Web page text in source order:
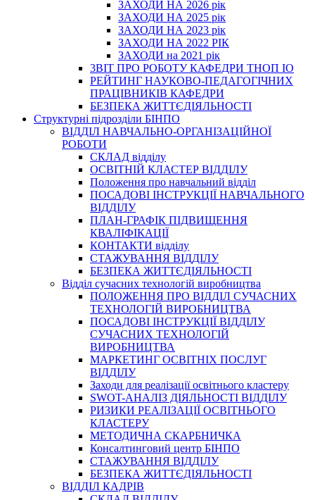
ЗАХОДИ НА 2026 рік
ЗАХОДИ НА 2025 рік
ЗАХОДИ НА 2023 рік
ЗАХОДИ НА 2022 РІК
ЗАХОДИ на 2021 рік
3BIT ПРО РОБОТУ КАФЕДРИ ТНОП ІО
РЕЙТИНГ НАУКОВО-ПЕДАГОГІЧНИХ
ПРАЦІВНИКІВ КАФЕДРИ
БЕЗПЕКА ЖИТТЄДІЯЛЬНОСТІ
Структурні підрозділи БІНПО
ВІДДІЛ НАВЧАЛЬНО-ОРГАНІЗАЦІЙНОЇ
РОБОТИ
СКЛАД відділу
ОСВІТНІЙ КЛАСТЕР ВІДДІЛУ
Положення про навчальний вiддiл
ПОСАДОВІ ІНСТРУКЦІЇ НАВЧАЛЬНОГО
ВІДДІЛУ
ПЛАН-ГРАФІК ПІДВИЩЕННЯ
КВАЛІФІКАЦІЇ
КОНТАКТИ відділу
СТАЖУВАННЯ ВІДДІЛУ
БЕЗПЕКА ЖИТТЄДІЯЛЬНОСТІ
Відділ сучасних технологій виробництва
ПОЛОЖЕННЯ ПРО ВІДДІЛ СУЧАСНИХ
ТЕХНОЛОГІЙ ВИРОБНИЦТВА
ПОСАДОВІ ІНСТРУКЦІЇ ВІДДІЛУ
СУЧАСНИХ ТЕХНОЛОГІЙ
ВИРОБНИЦТВА
МАРКЕТИНГ ОСВІТНІХ ПОСЛУГ
ВІДДІЛУ
Заходи для реалізації освітнього кластеру
SWOT-АНАЛІЗ ДІЯЛЬНОСТІ ВІДДІЛУ
РИЗИКИ РЕАЛІЗАЦІЇ ОСВІТНЬОГО
КЛАСТЕРУ
МЕТОДИЧНА СКАРБНИЧКА
Консалтинговий центр БІНПО
СТАЖУВАННЯ ВІДДІЛУ
БЕЗПЕКА ЖИТТЄДІЯЛЬНОСТІ
ВІДДІЛ КАДРІВ